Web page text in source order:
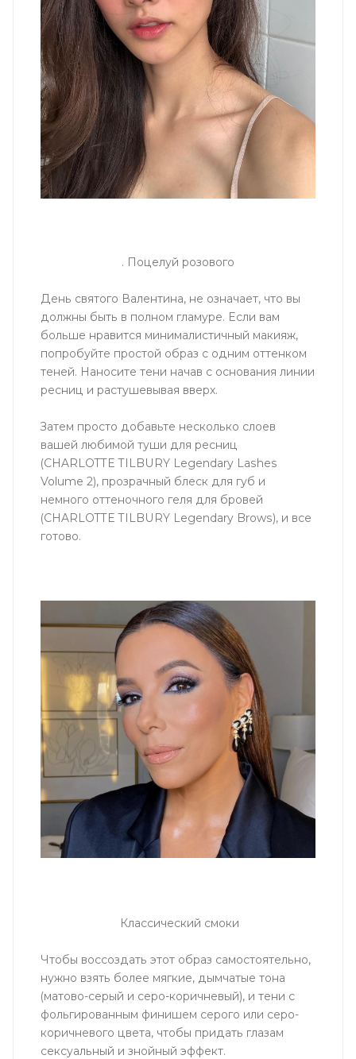
. Поцелуй розового
День святого Валентина, не означает, что вы
должны быть в полном гламуре. Если вам
больше нравится минималистичный макияж,
попробуйте простой образ с одним оттенком
теней. Наносите тени начав с основания линии
ресниц и растушевывая вверх.
Затем просто добавьте несколько слоев
вашей любимой туши для ресниц
(CHARLOTTE TILBURY Legendary Lashes
Volume 2), прозрачный блеск для губ и
немного оттеночного геля для бровей
(CHARLOTTE TILBURY Legendary Brows), и все
готово.
Классический смоки
Чтобы воссоздать этот образ самостоятельно,
нужно взять более мягкие, дымчатые тона
(матово-серый и серо-коричневый), и тени с
фольгированным финишем серого или серо-
коричневого цвета, чтобы придать глазам
сексуальный и знойный эффект.